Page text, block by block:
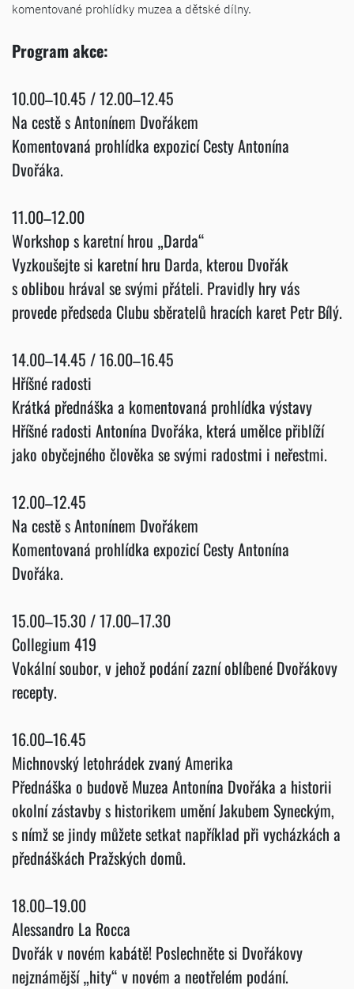
komentované prohlídky muzea a dětské dílny.
Program akce:
10.00–10.45 / 12.00–12.45
Na cestě s Antonínem Dvořákem
Komentovaná prohlídka expozicí Cesty Antonína
Dvořáka.
11.00–12.00
Workshop s karetní hrou „Darda“
Vyzkoušejte si karetní hru Darda, kterou Dvořák
s oblibou hrával se svými přáteli. Pravidly hry vás
provede předseda Clubu sběratelů hracích karet Petr Bílý.
14.00–14.45 / 16.00–16.45
Hříšné radosti
Krátká přednáška a komentovaná prohlídka výstavy
Hříšné radosti Antonína Dvořáka, která umělce přiblíží
jako obyčejného člověka se svými radostmi i neřestmi.
12.00–12.45
Na cestě s Antonínem Dvořákem
Komentovaná prohlídka expozicí Cesty Antonína
Dvořáka.
15.00–15.30 / 17.00–17.30
Collegium 419
Vokální soubor, v jehož podání zazní oblíbené Dvořákovy
recepty.
16.00–16.45
Michnovský letohrádek zvaný Amerika
Přednáška o budově Muzea Antonína Dvořáka a historii
okolní zástavby s historikem umění Jakubem Syneckým,
s nímž se jindy můžete setkat například při vycházkách a
přednáškách Pražských domů.
18.00–19.00
Alessandro La Rocca
Dvořák v novém kabátě! Poslechněte si Dvořákovy
nejznámější „hity“ v novém a neotřelém podání.